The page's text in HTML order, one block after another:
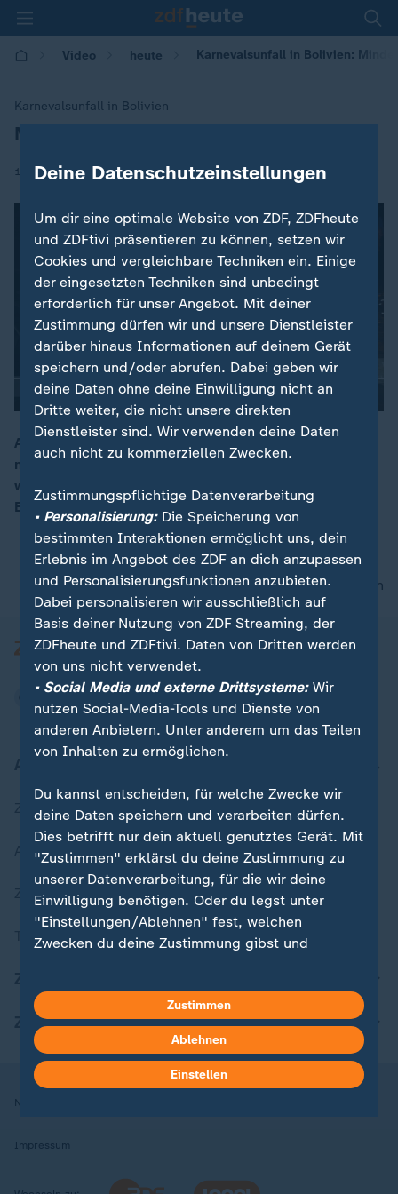
Video heute Karnevalsunfall in Bolivien:
Karnevalsunfall in Bolivien
:Mindestens sechs Tote bei Umzug
11.02.2018 | 09:19
Am Rande eines Karnevalsumzugs sind in Bolivien
mindestens sechs Menschen gestorben. Grund dafür
war eine explodierende Gasflasche an einem mobilen
Essensstand.
nach oben
Zuletzt veröffentlicht
Aktuelle Sendungs-Videos
ZDFheute Stories
Themen im Überblick
ZDFheute Apps
Nutzungsbedingungen
Impressum
Deine Datenschutzeinstellungen
Um dir eine optimale Website von ZDF, ZDFheute
und ZDFtivi präsentieren zu können, setzen wir
Cookies und vergleichbare Techniken ein. Einige
der eingesetzten Techniken sind unbedingt
erforderlich für unser Angebot. Mit deiner
Zustimmung dürfen wir und unsere Dienstleister
darüber hinaus Informationen auf deinem Gerät
speichern und/oder abrufen. Dabei geben wir
deine Daten ohne deine Einwilligung nicht an
Dritte weiter, die nicht unsere direkten
Dienstleister sind. Wir verwenden deine Daten
auch nicht zu kommerziellen Zwecken.
Zustimmungspflichtige Datenverarbeitung
• Personalisierung:Die Speicherung von
bestimmten Interaktionen ermöglicht uns, dein
Erlebnis im Angebot des ZDF an dich anzupassen
und Personalisierungsfunktionen anzubieten.
Dabei personalisieren wir ausschließlich auf
Basis deiner Nutzung von ZDF Streaming, der
ZDFheute und ZDFtivi. Daten von Dritten werden
von uns nicht verwendet.
• Social Media und externe Drittsysteme:Wir
nutzen Social-Media-Tools und Dienste von
anderen Anbietern. Unter anderem um das Teilen
von Inhalten zu ermöglichen.
Du kannst entscheiden, für welche Zwecke wir
deine Daten speichern und verarbeiten dürfen.
Dies betrifft nur dein aktuell genutztes Gerät. Mit
"Zustimmen" erklärst du deine Zustimmung zu
unserer Datenverarbeitung, für die wir deine
Einwilligung benötigen. Oder du legst unter
"Einstellungen/Ablehnen" fest, welchen
Zwecken du deine Zustimmung gibst und
in deinen Einstellungen widerrufen oder ändern.
Hier findest du das Impressum.
Weitere Informationen findest du in unserer
Datenschutzerklärung.
Zustimmen
Ablehnen
Einstellen